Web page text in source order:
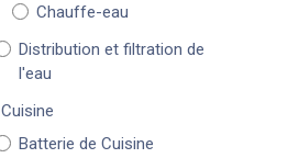
Chauffe-eau
Distribution et filtration de
l'eau
Cuisine
Batterie de Cuisine